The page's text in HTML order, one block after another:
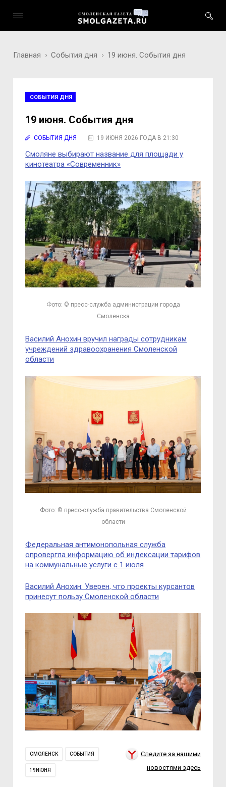
Главная События дня 19 июня. События дня
СОБЫТИЯ ДНЯ
19 июня. События дня
СОБЫТИЯ ДНЯ 19 ИЮНЯ 2026 ГОДА В 21:30
Смоляне выбирают название для площади у
кинотеатра «Современник»
Фото: © пресс-служба администрации города
Смоленска
Василий Анохин вручил награды сотрудникам
учреждений здравоохранения Смоленской
области
Фото: © пресс-служба правительства Смоленской
области
Федеральная антимонопольная служба
опровергла информацию об индексации тарифов
на коммунальные услуги с 1 июля
Василий Анохин: Уверен, что проекты курсантов
принесут пользу Смоленской области
СМОЛЕНСК СОБЫТИЯ
19ИЮНЯ
Следите за нашими
новостями здесь